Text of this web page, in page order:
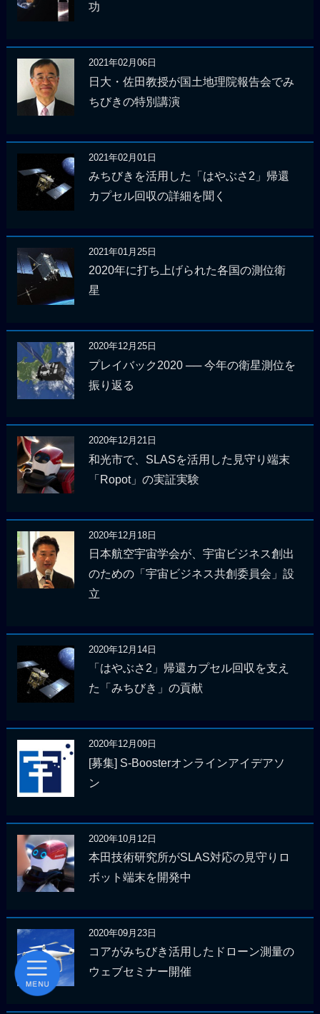
功
2021年02月06日
日大・佐田教授が国土地理院報告会でみ
ちびきの特別講演
2021年02月01日
みちびきを活用した「はやぶさ2」帰還
カプセル回収の詳細を聞く
2021年01月25日
2020年に打ち上げられた各国の測位衛
星
2020年12月25日
プレイバック2020 ── 今年の衛星測位を
振り返る
2020年12月21日
和光市で、SLASを活用した見守り端末
「Ropot」の実証実験
2020年12月18日
日本航空宇宙学会が、宇宙ビジネス創出
のための「宇宙ビジネス共創委員会」設
立
2020年12月14日
「はやぶさ2」帰還カプセル回収を支え
た「みちびき」の貢献
2020年12月09日
[募集] S-Boosterオンラインアイデアソ
ン
2020年10月12日
本田技術研究所がSLAS対応の見守りロ
ボット端末を開発中
2020年09月23日
コアがみちびき活用したドローン測量の
ウェブセミナー開催